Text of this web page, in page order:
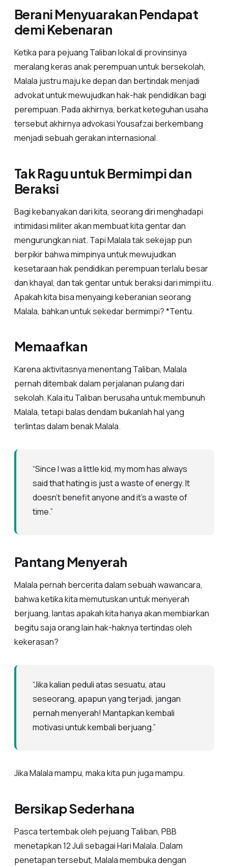
Berani Menyuarakan Pendapat
demi Kebenaran
Ketika para pejuang Taliban lokal di provinsinya
meralang keras anak perempuan untuk bersekolah,
Malala justru maju ke depan dan bertindak menjadi
advokat untuk mewujudkan hak-hak pendidikan bagi
perempuan. Pada akhirnya, berkat keteguhan usaha
tersebut akhirnya advokasi Yousafzai berkembang
menjadi sebuah gerakan internasional.
Tak Ragu untuk Bermimpi dan
Beraksi
Bagi kebanyakan dari kita, seorang diri menghadapi
intimidasi militer akan membuat kita gentar dan
mengurungkan niat. Tapi Malala tak sekejap pun
berpikir bahwa mimpinya untuk mewujudkan
kesetaraan hak pendidikan perempuan terlalu besar
dan khayal, dan tak gentar untuk beraksi dari mimpi itu.
Apakah kita bisa menyaingi keberanian seorang
Malala, bahkan untuk sekedar bermimpi? *Tentu.
Memaafkan
Karena aktivitasnya menentang Taliban, Malala
pernah ditembak dalam perjalanan pulang dari
sekolah. Kala itu Taliban berusaha untuk membunuh
Malala, tetapi balas dendam bukanlah hal yang
terlintas dalam benak Malala.
“Since I was a little kid, my mom has always
said that hating is just a waste of energy. It
doesn’t benefit anyone and it’s a waste of
time.”
Pantang Menyerah
Malala pernah bercerita dalam sebuah wawancara,
bahwa ketika kita memutuskan untuk menyerah
berjuang, lantas apakah kita hanya akan membiarkan
begitu saja orang lain hak-haknya tertindas oleh
kekerasan?
“Jika kalian peduli atas sesuatu, atau
seseorang, apapun yang terjadi, jangan
pernah menyerah! Mantapkan kembali
motivasi untuk kembali berjuang.”
Jika Malala mampu, maka kita pun juga mampu.
Bersikap Sederhana
Pasca tertembak oleh pejuang Taliban, PBB
menetapkan 12 Juli sebagai Hari Malala. Dalam
penetapan tersebut, Malala membuka dengan